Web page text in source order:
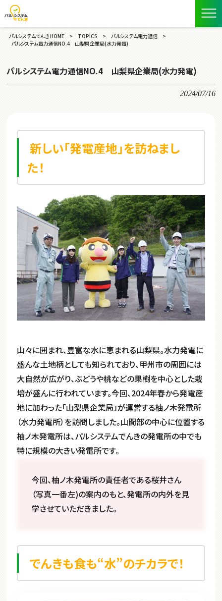
パルシステムでんき HOME > TOPICS > パルシステム電力通信
>
パルシステム電力通信NO.4 山梨県企業局(水力発電)
パルシステム電力通信NO.4 山梨県企業局(水力発電)
2024/07/16
新しい「発電産地」を訪ねまし
た！
山々に囲まれ、豊富な水に恵まれる山梨県。水力発電に
盛んな土地柄としても知られており、甲州市の周囲には
大自然が広がり、ぶどうや桃などの果樹を中心とした栽
培が盛んに行われています。今回、2024年春から発電産
地に加わった「山梨県企業局」が運営する柚ノ木発電所
（水力発電所）を訪問しました。山間部の中心に位置する
柚ノ木発電所は、パルシステムでんきの発電所の中でも
特に規模の大きい発電所です。
今回、柚ノ木発電所の責任者である桜井さん
（写真一番左)の案内のもと、発電所の内外を見
学させていただきました。
でんきも食も“水”のチカラで！